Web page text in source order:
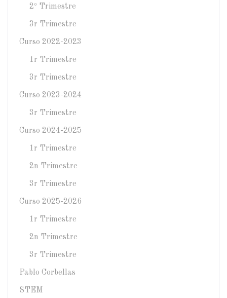
2º Trimestre
3r Trimestre
Curso 2022-2023
1r Trimestre
3r Trimestre
Curso 2023-2024
3r Trimestre
Curso 2024-2025
1r Trimestre
2n Trimestre
3r Trimestre
Curso 2025-2026
1r Trimestre
2n Trimestre
3r Trimestre
Pablo Corbellas
STEM